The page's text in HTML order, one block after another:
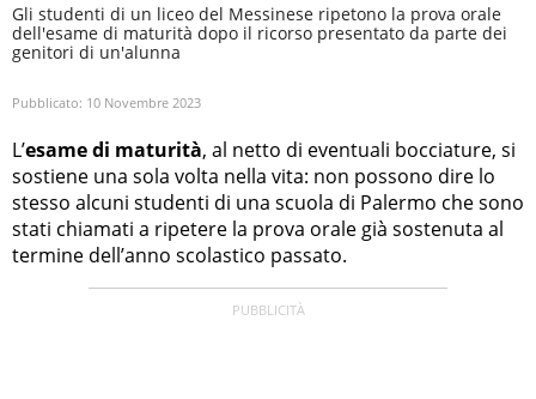
Gli studenti di un liceo del Messinese ripetono la prova orale
dell'esame di maturità dopo il ricorso presentato da parte dei
genitori di un'alunna
Pubblicato: 10 Novembre 2023
L’esame di maturità, al netto di eventuali bocciature, si
sostiene una sola volta nella vita: non possono dire lo
stesso alcuni studenti di una scuola di Palermo che sono
stati chiamati a ripetere la prova orale già sostenuta al
termine dell’anno scolastico passato.